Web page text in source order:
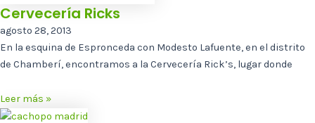
Cervecería Ricks
agosto 28, 2013
En la esquina de Espronceda con Modesto Lafuente, en el distrito
de Chamberí, encontramos a la Cervecería Rick’s, lugar donde
Leer más »